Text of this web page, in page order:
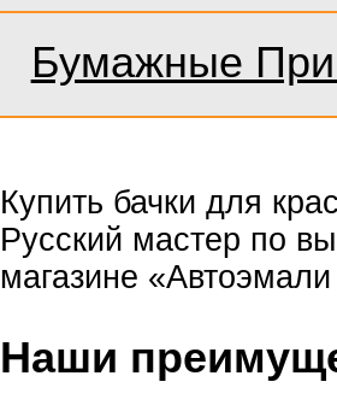
Бумажные
Купить бачки для
Русский мастер по
магазине
Наши